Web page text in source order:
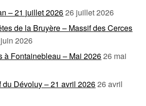
– 21 juillet 202626 juillet 2026
de la Bruyère – Massif des Cerces
2026
à Fontainebleau – Mai 202626 mai
du Dévoluy – 21 avril 202626 avril